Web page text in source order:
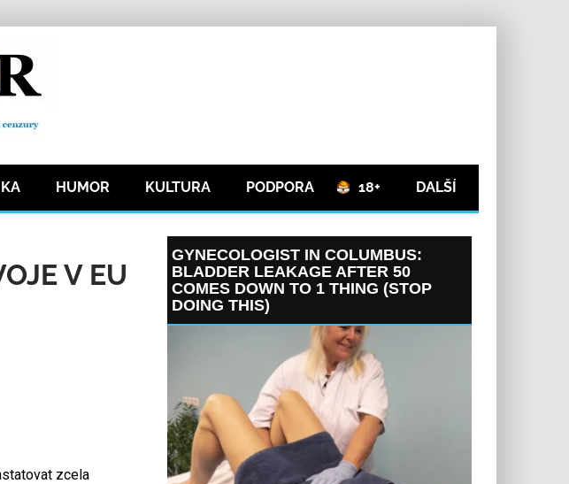
HUMOR KULTURA PODPORA 18+ DALŠÍ
V EU
zcela
GYNECOLOGIST IN COLUMBUS:
BLADDER LEAKAGE AFTER 50
COMES DOWN TO 1 THING (STOP
DOING THIS)